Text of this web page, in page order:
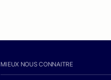
MIEUX NOUS CONNAITRE